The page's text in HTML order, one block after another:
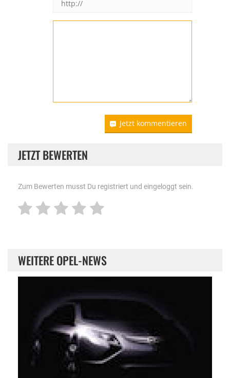
Jetzt kommentieren
JETZT BEWERTEN
Zum Bewerten musst Du registriert und eingeloggt sein.
WEITERE OPEL-NEWS